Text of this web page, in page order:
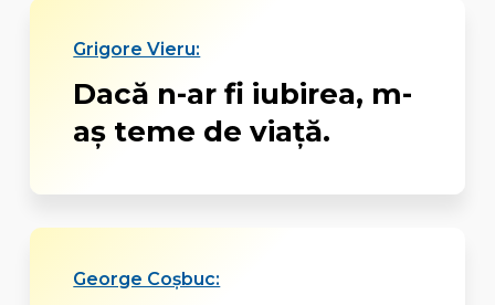
Grigore Vieru:
Dacă n-ar fi iubirea, m-
aş teme de viaţă.
George Coşbuc: